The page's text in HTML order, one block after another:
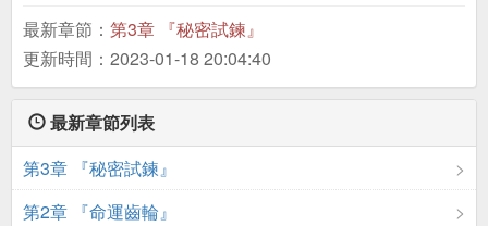
最新章節： 第3章 『秘密試鍊』
更新時間：2023-01-18 20:04:40
最新章節列表
第3章 『秘密試鍊』
第2章 『命運齒輪』